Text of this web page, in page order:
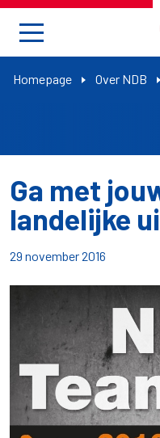
Homepage Over NDB
Ga met
landelijke
29 november 2016